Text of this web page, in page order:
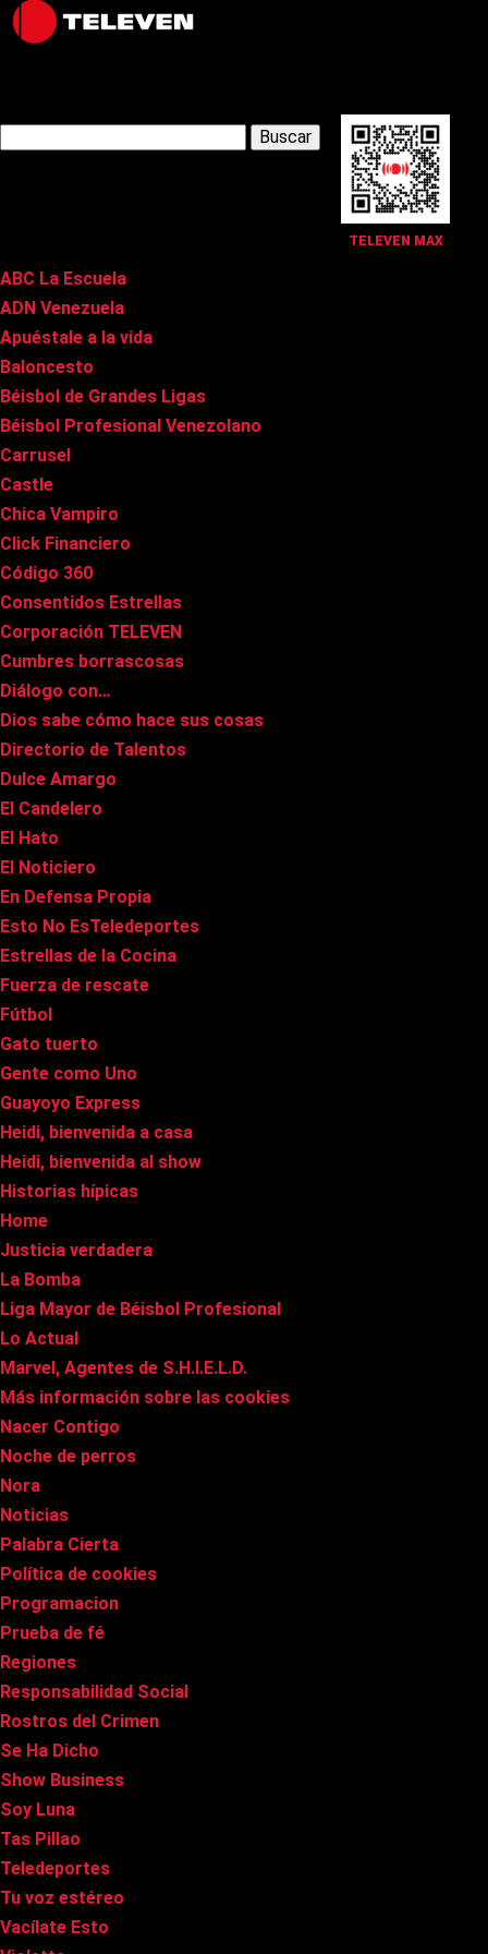
TELEVEN MAX
Latest Posts
ABC La Escuela
ADN Venezuela
Apuéstale a la vida
Baloncesto
Béisbol de Grandes Ligas
Béisbol Profesional Venezolano
Carrusel
Castle
Chica Vampiro
Click Financiero
Código 360
Consentidos Estrellas
Corporación TELEVEN
Cumbres borrascosas
Diálogo con…
Dios sabe cómo hace sus cosas
Directorio de Talentos
Dulce Amargo
El Candelero
El Hato
El Noticiero
En Defensa Propia
Esto No EsTeledeportes
Estrellas de la Cocina
Fuerza de rescate
Fútbol
Gato tuerto
Gente como Uno
Guayoyo Express
Heidi, bienvenida a casa
Heidi, bienvenida al show
Historias hípicas
Home
Justicia verdadera
La Bomba
Liga Mayor de Béisbol Profesional
Lo Actual
Marvel, Agentes de S.H.I.E.L.D.
Más información sobre las cookies
Nacer Contigo
Noche de perros
Nora
Noticias
Palabra Cierta
Política de cookies
Programacion
Prueba de fé
Regiones
Responsabilidad Social
Rostros del Crimen
Se Ha Dicho
Show Business
Soy Luna
Tas Pillao
Teledeportes
Tu voz estéreo
Vacílate Esto